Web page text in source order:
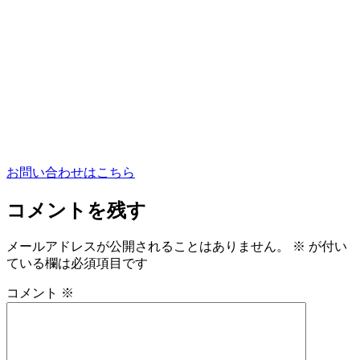
お問い合わせはこちら
コメントを残す
メールアドレスが公開されることはありません。 ※ が付い
ている欄は必須項目です
コメント ※